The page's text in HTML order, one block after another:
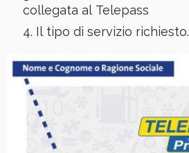
collegata al Telepass
Il tipo di servizio richiesto.